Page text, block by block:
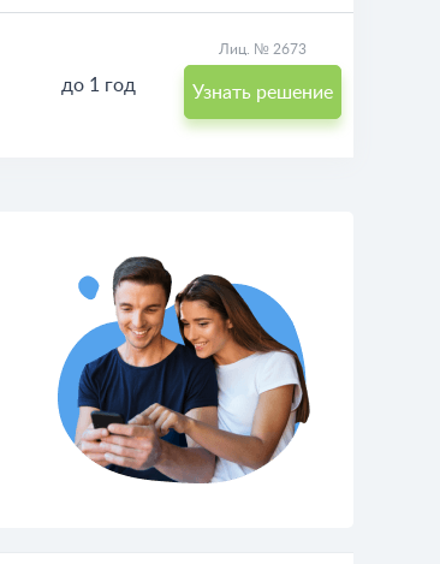
до 1 год
Лиц. № 2673
Узнать решение